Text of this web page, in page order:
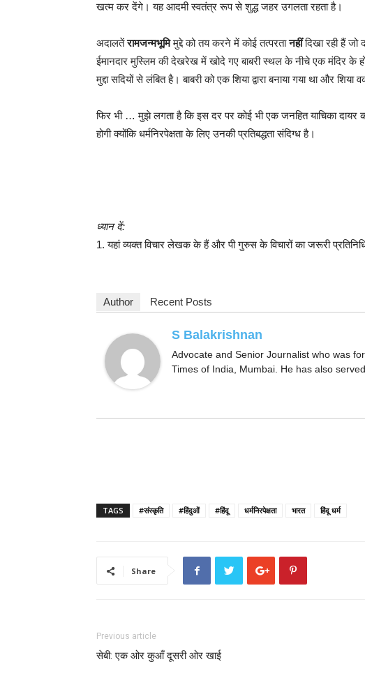
खत्म कर देंगे। यह आदमी स्वतंत्र रूप से शुद्ध जहर उगलता रहता है।
अदालतेंरामजन्मभूमिमुद्दे को तय करने में कोई तत्परतानहींदिखा रही हैं जो
ईमानदार मुस्लिम की देखरेख में खोदे गए बाबरी स्थल के नीचे एक मंदिर के
मुद्दा सदियों से लंबित है। बाबरी को एक शिया द्वारा बनाया गया था और शिया
फिर भी … मुझे लगता है कि इस दर पर कोई भी एक जनहित याचिका दायर
होगी क्योंकि धर्मनिरपेक्षता के लिए उनकी प्रतिबद्धता संदिग्ध है।
ध्यान दें:
1. यहां व्यक्त विचार लेखक के हैं और पी गुरुस के विचारों का जरूरी
Author Recent Posts
S Balakrishnan
Advocate and Senior Journalist who was
Times of India, Mumbai. He has also
TAGS #संस्कृति #हिंदुओं #हिंदू धर्मनिरपेक्षता भारत हिंदू धर्म
Share
Previous article
सेबी: एक ओर कुआँ दूसरी ओर खाई